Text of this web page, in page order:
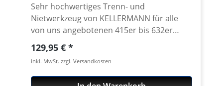
Sehr hochwertiges Trenn- und
Nietwerkzeug von KELLERMANN für alle
von uns angebotenen 415er bis 632er
Ketten aller Hersteller! Zum fachgerechten
Trennen und/oder Vernieten einer Kette
unentbehrlich. Hochwertige Materialien,
alle Bolzen als Ersatzteil einzeln erhältlich!
Regulärer Preis:
129,95 €
inkl. MwSt. zzgl. Versandkosten